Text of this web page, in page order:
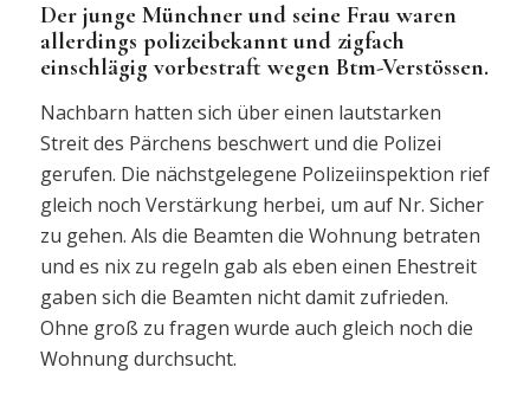
Der junge Münchner und seine Frau waren
allerdings polizeibekannt und zigfach
einschlägig vorbestraft wegen Btm-Verstössen.
Nachbarn hatten sich über einen lautstarken
Streit des Pärchens beschwert und die Polizei
gerufen. Die nächstgelegene Polizeiinspektion rief
gleich noch Verstärkung herbei, um auf Nr. Sicher
zu gehen. Als die Beamten die Wohnung betraten
und es nix zu regeln gab als eben einen Ehestreit
gaben sich die Beamten nicht damit zufrieden.
Ohne groß zu fragen wurde auch gleich noch die
Wohnung durchsucht.